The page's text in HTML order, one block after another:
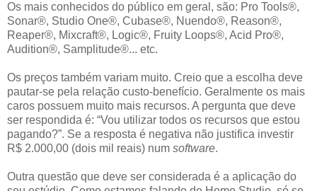
Os mais conhecidos do público em geral, são: Pro Tools®,
Sonar®, Studio One®, Cubase®, Nuendo®, Reason®,
Reaper®, Mixcraft®, Logic®, Fruity Loops®, Acid Pro®,
Audition®, Samplitude®... etc.
Os preços também variam muito. Creio que a escolha deve
pautar-se pela relação custo-benefício. Geralmente os mais
caros possuem muito mais recursos. A pergunta que deve
ser respondida é: “Vou utilizar todos os recursos que estou
pagando?”. Se a resposta é negativa não justifica investir
R$ 2.000,00 (dois mil reais) num software.
Outra questão que deve ser considerada é a aplicação do